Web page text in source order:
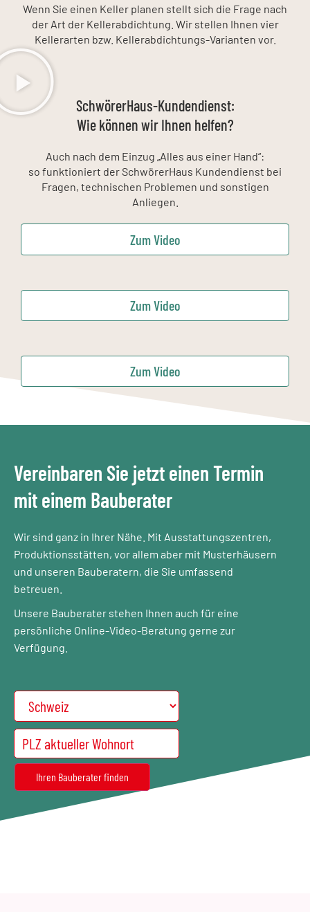
Wenn Sie einen Keller planen stellt sich die Frage nach
der Art der Kellerabdichtung. Wir stellen Ihnen vier
Kellerarten bzw. Kellerabdichtungs-Varianten vor.
SchwörerHaus-Kundendienst:
Wie können wir Ihnen helfen?
Auch nach dem Einzug „Alles aus einer Hand“:
so funktioniert der SchwörerHaus Kundendienst bei
Fragen, technischen Problemen und sonstigen
Anliegen.
Zum Video
Zum Video
Zum Video
Vereinbaren Sie jetzt einen Termin
mit einem Bauberater​
Wir sind ganz in Ihrer Nähe. Mit Ausstattungszentren,
Produktionsstätten, vor allem aber mit Musterhäusern
und unseren Bauberatern, die Sie umfassend
betreuen.
Unsere Bauberater stehen Ihnen auch für eine
persönliche Online-Video-Beratung gerne zur
Verfügung.